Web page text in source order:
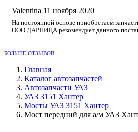
Valentina 11 ноября 2020
На постоянной основе приобретаем
ООО ДАРНИЦА рекомендует данного
БОЛЬШЕ ОТЗЫВОВ
Главная
Каталог автозапчастей
Автозапчасти УАЗ
УАЗ 3151 Хантер
Мосты УАЗ 3151 Хантер
Мост передний для а/м УАЗ